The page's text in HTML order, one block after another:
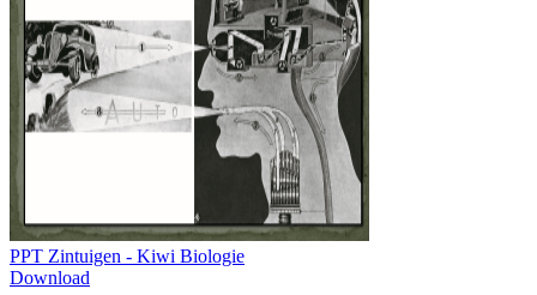
PPT Zintuigen - Kiwi Biologie
Download